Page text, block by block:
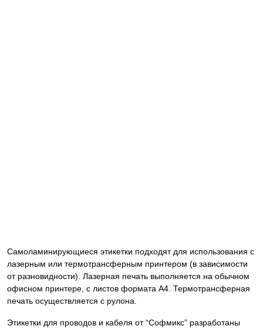
Самоламинирующиеся этикетки подходят для использования с
лазерным или термотрансферным принтером (в зависимости
от разновидности). Лазерная печать выполняется на обычном
офисном принтере, с листов формата А4. Термотрансферная
печать осуществляется с рулона.
Этикетки для проводов и кабеля от “Софмикс” разработаны